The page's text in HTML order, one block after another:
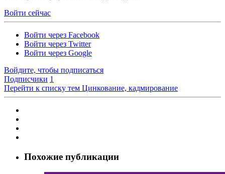
Войти сейчас
Войти через Facebook
Войти через Twitter
Войти через Google
Войдите, чтобы подписаться
Подписчики 1
Перейти к списку тем Цинкование, кадмирование
Похожие публикации